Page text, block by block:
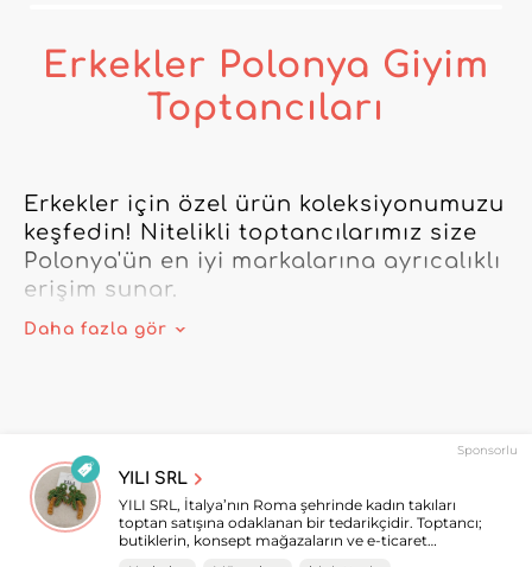
Erkekler Polonya Giyim
Toptancıları
Erkekler için özel ürün koleksiyonumuzu
keşfedin! Nitelikli toptancılarımız size
Polonya'ün en iyi markalarına ayrıcalıklı
erişim sunar.
Tüm Erkekler ihtiyaçlarınızı karşılamak
müşterilerinizi cezbetmek ve baştan
çıkarmak için ihtiyacınız olan her şeye
sahibiz.
Daha fazla gör
Sponsorlu
YILI SRL
YILI SRL, İtalya’nın Roma şehrinde kadın takıları
toptan satışına odaklanan bir tedarikçidir. Toptancı;
butiklerin, konsept mağazaların ve e-ticaret